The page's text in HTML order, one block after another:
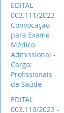
EDITAL
003.111/2023 -
Convocação
para Exame
Médico
Admissional -
Cargo:
Profissionais
de Saúde
EDITAL
003.110/2023 -